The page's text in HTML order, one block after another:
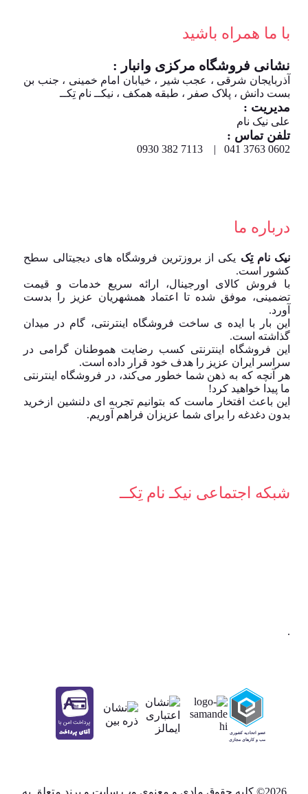
با ما همراه باشید
نشانی فروشگاه مرکزی وانبار :
آذربایجان شرقی ، عجب شیر ، خیابان امام خمینی ، جنب بن
بست دانش ، پلاک صفر ، طبقه همکف ، نیکــ نام تِکــ
مدیریت :
علی نیک نام
تلفن تماس :
0602 3763 041 | 7113 382 0930
درباره ما
نیک نام تِکیکی از بروزترین فروشگاه های دیجیتالی سطح
کشور است.
با فروش کالای اورجینال، ارائه سریع خدمات و قیمت
تضمینی، موفق شده تا اعتماد همشهریان عزیز را بدست
آورد.
این بار با ایده ی ساخت فروشگاه اینترنتی، گام در میدان
گذاشته است.
این فروشگاه اینترنتی کسب رضایت هموطنان گرامی در
سراسر ایران عزیز را هدف خود قرار داده است.
هر آنچه که به ذهن شما خطور می‌کند، در فروشگاه اینترنتی
ما پیدا خواهید کرد!
این باعث افتخار ماست که بتوانیم تجربه ای دلنشین ازخرید
بدون دغدغه را برای شما عزیزان فراهم آوریم.
شبکه‌ اجتماعی نیکـ نام تِکــ
2026© کلیه حقوق مادی و معنوی وب سایت و برند متعلق به